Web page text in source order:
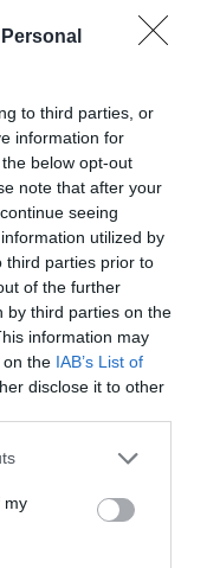
to third parties, or
information for
below opt-out
note that after your
seeing
utilized by
third parties prior to
of the further
by third parties on the
information may
on the IAB’s List of
disclose it to other
my
EV CHARGER